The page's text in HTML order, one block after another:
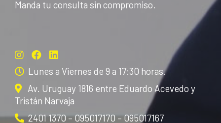
Manda tu consulta sin compromiso.
Lunes a Viernes de 9 a 17:30 horas.
Av. Uruguay 1816 entre Eduardo Acevedo y
Tristán Narvaja
2401 1370 – 095017170 – 095017167